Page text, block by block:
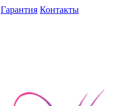
Гарантия Контакты